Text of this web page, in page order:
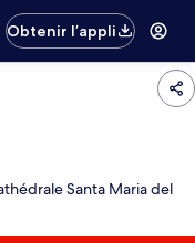
Obtenir l’appli
Santa Maria del